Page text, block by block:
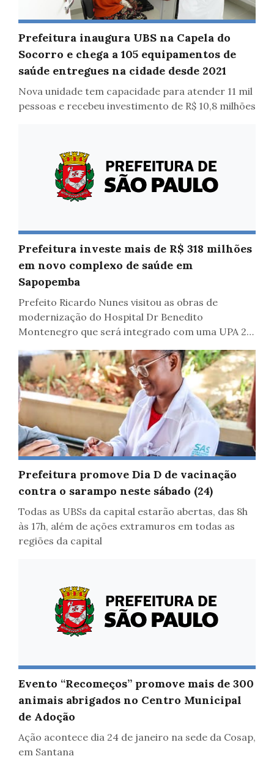
Prefeitura inaugura UBS na Capela do
Socorro e chega a 105 equipamentos de
saúde entregues na cidade desde 2021
Nova unidade tem capacidade para atender 11 mil
pessoas e recebeu investimento de R$ 10,8 milhões
Saúde
Prefeitura investe mais de R$ 318 milhões
em novo complexo de saúde em
Sapopemba
Prefeito Ricardo Nunes visitou as obras de
modernização do Hospital Dr Benedito
Montenegro que será integrado com uma UPA 24
Prefeitura promove Dia D de vacinação
contra o sarampo neste sábado (24)
Todas as UBSs da capital estarão abertas, das 8h
às 17h, além de ações extramuros em todas as
regiões da capital
Evento “Recomeços” promove mais de 300
animais abrigados no Centro Municipal
de Adoção
Ação acontece dia 24 de janeiro na sede da Cosap,
em Santana